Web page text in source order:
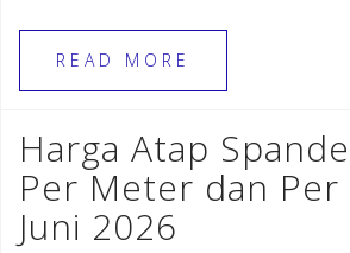
c
e
b
o
o
k
e
gr
a
m
te
e
st
READ MORE
Harga Atap
Per Meter dan
Juni 2026